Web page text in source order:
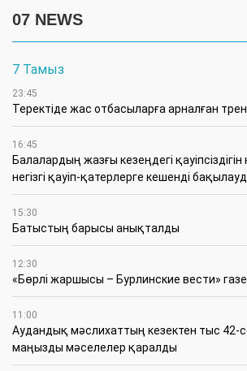
07 NEWS
7 Тамыз
23:45
​Теректіде жас отбасыларға арналған
16:45
Балалардың жазғы кезеңдегі
негізгі қауіп-қатерлерге кешенді
15:30
Батыстың барысы анықталды
12:30
«Бөрлі жаршысы – Бурлинские вести»
11:00
Аудандық мәслихаттың кезектен тыс 42-
маңызды мәселелер қаралды